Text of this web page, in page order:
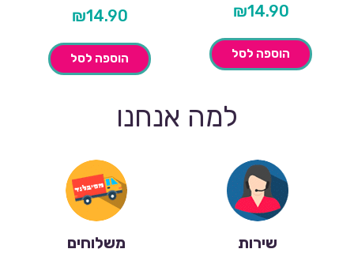
₪14.90
הוספה לסל
₪14.90
הוספה לסל
למה אנחנו
שירות משלוחים